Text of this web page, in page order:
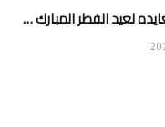
كارت معايده لعيد الفطر المبارك 2025